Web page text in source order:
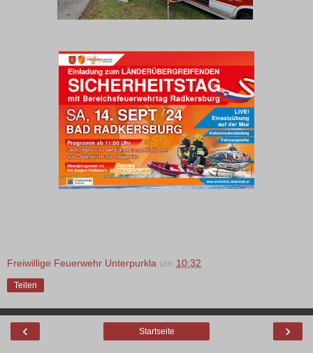
Freiwillige Feuerwehr Unterpurkla um 10:32
Teilen
‹ ›
Startseite